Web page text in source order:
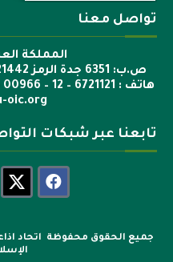
تواصل معنا
المملكة
هاتف : 6721121 – 12 – 00966 فاكس : 6722600 – 12 – 00966
oic.org
تابعنا عبر شبكات
جميع الحقوق محفوظة اتحاد